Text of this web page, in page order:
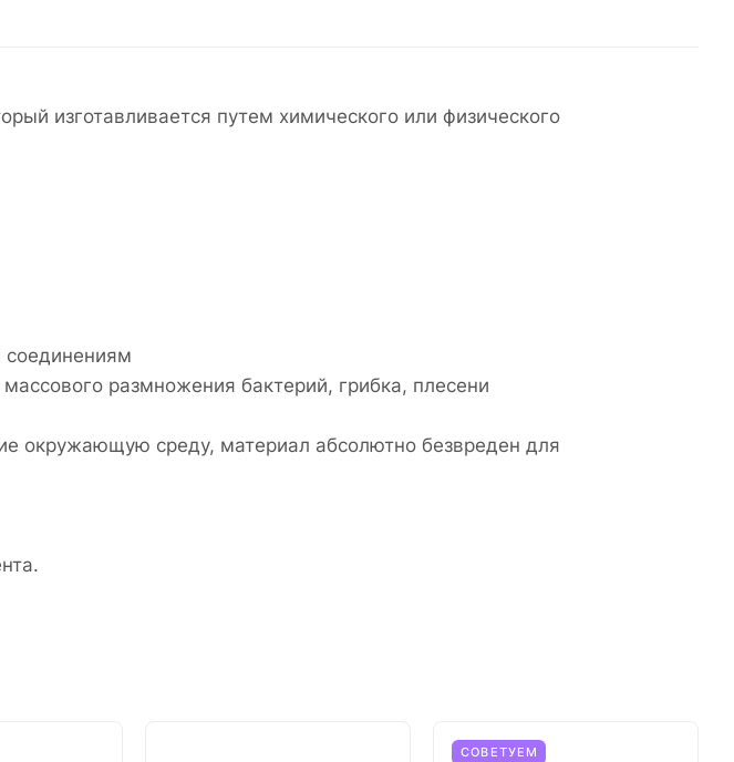
изготавливается путем химического или физического
соединениям
размножения бактерий, грибка, плесени
окружающую среду, материал абсолютно безвреден для
СОВЕТУЕМ